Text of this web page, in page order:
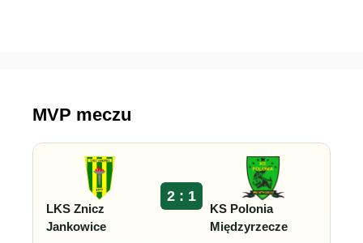
MVP meczu
LKS Znicz
Jankowice
2 : 1
KS Polonia
Międzyrzecze